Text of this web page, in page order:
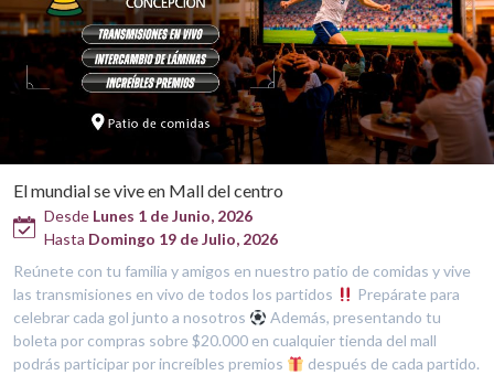
El mundial se vive en Mall del centro
Desde Lunes 1 de Junio, 2026
Hasta Domingo 19 de Julio, 2026
Reúnete con tu familia y amigos en nuestro patio de comidas y vive
las transmisiones en vivo de todos los partidos
Prepárate para
celebrar cada gol junto a nosotros
Además, presentando tu
boleta por compras sobre $20.000 en cualquier tienda del mall
podrás participar por increíbles premios
después de cada partido.